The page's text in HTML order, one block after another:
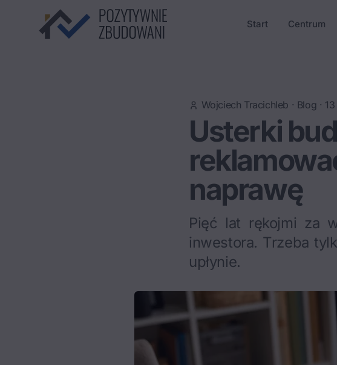
Start Centrum
Wojciech Tracichleb · Blog · 13
Usterki
naprawę
Pięć lat rękojmi za
inwestora. Trzeba
upłynie.